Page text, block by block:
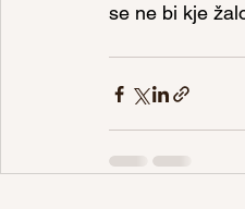
se ne bi kje